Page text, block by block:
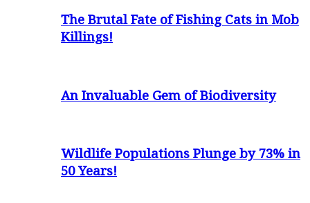
The Brutal Fate of Fishing Cats in Mob
Killings!
An Invaluable Gem of Biodiversity
Wildlife Populations Plunge by 73% in
50 Years!